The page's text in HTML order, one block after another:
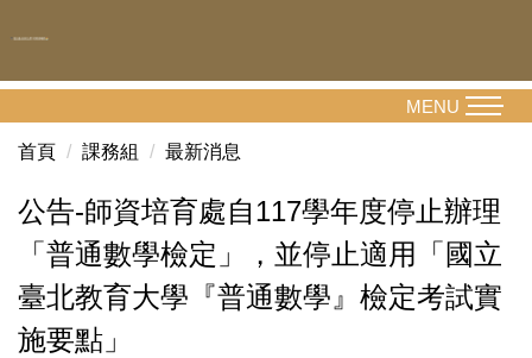
到
容
MENU
首頁 課務組 最新消息
公告-師資培育處自117學年度停止辦理
「普通數學檢定」，並停止適用「國立
臺北教育大學『普通數學』檢定考試實
施要點」